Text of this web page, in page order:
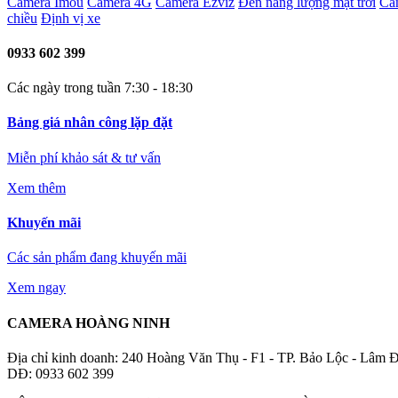
chiều Định vị xe
0933 602 399
Các ngày trong tuần 7:30 - 18:30
Bảng giá nhân công lặp đặt
Miễn phí khảo sát & tư vấn
Xem thêm
Khuyến mãi
Các sản phẩm đang khuyến mãi
Xem ngay
CAMERA HOÀNG NINH
Địa chỉ kinh doanh: 240 Hoàng Văn Thụ - F1 - TP. Bảo Lộc - Lâm
DĐ: 0933 602 399